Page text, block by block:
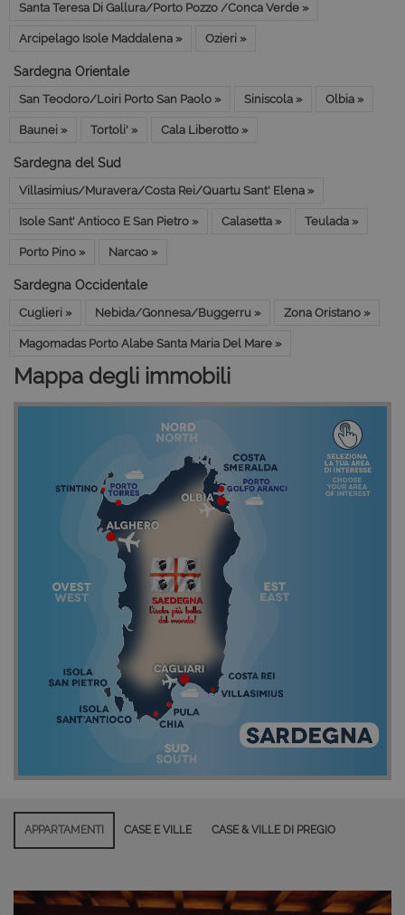
Santa Teresa Di Gallura/Porto Pozzo /Conca Verde »
Arcipelago Isole Maddalena » Ozieri »
Sardegna Orientale
San Teodoro/Loiri Porto San Paolo » Siniscola » Olbia »
Baunei » Tortoli' » Cala Liberotto »
Sardegna del Sud
Villasimius/Muravera/Costa Rei/Quartu Sant' Elena »
Isole Sant' Antioco E San Pietro » Calasetta » Teulada »
Porto Pino » Narcao »
Sardegna Occidentale
Cuglieri » Nebida/Gonnesa/Buggerru » Zona Oristano »
Magomadas Porto Alabe Santa Maria Del Mare »
Mappa degli immobili
APPARTAMENTI CASE E VILLE CASE & VILLE DI PREGIO